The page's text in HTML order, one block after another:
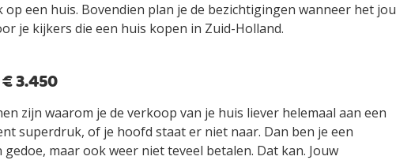
op een huis. Bovendien plan je de bezichtigingen wanneer het jou
je kijkers die een huis kopen in Zuid-Holland.
3.450
zijn waarom je de verkoop van je huis liever helemaal aan een
superdruk, of je hoofd staat er niet naar. Dan ben je een
gedoe, maar ook weer niet teveel betalen. Dat kan. Jouw